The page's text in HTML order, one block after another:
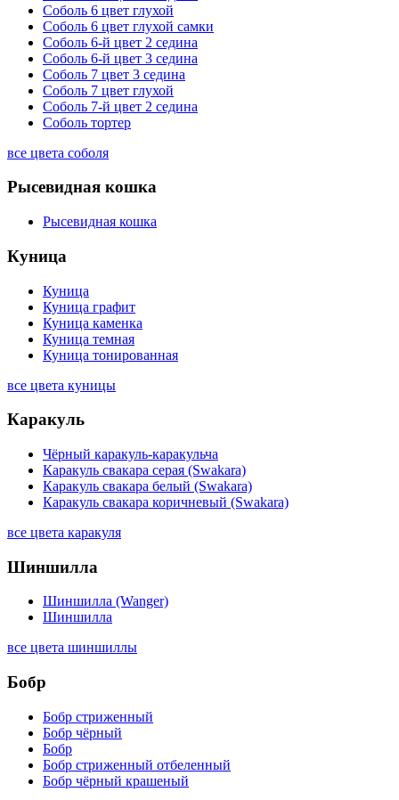
Соболь 6 цвет глухой
Соболь 6 цвет глухой самки
Соболь 6-й цвет 2 седина
Соболь 6-й цвет 3 седина
Соболь 7 цвет 3 седина
Соболь 7 цвет глухой
Соболь 7-й цвет 2 седина
Соболь тортер
все цвета соболя
Рысевидная кошка
Рысевидная кошка
Куница
Куница
Куница графит
Куница каменка
Куница темная
Куница тонированная
все цвета куницы
Каракуль
Чёрный каракуль-каракульча
Каракуль свакара серая (Swakara)
Каракуль свакара белый (Swakara)
Каракуль свакара коричневый (Swakara)
все цвета каракуля
Шиншилла
Шиншилла (Wanger)
Шиншилла
все цвета шиншиллы
Бобр
Бобр стриженный
Бобр чёрный
Бобр
Бобр стриженный отбеленный
Бобр чёрный крашеный